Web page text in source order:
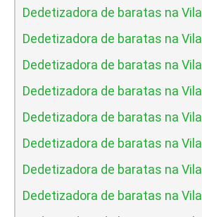
Dedetizadora de baratas na
Dedetizadora de baratas na
Dedetizadora de baratas na
Dedetizadora de baratas na
Dedetizadora de baratas na
Dedetizadora de baratas na
Dedetizadora de baratas na
Dedetizadora de baratas na